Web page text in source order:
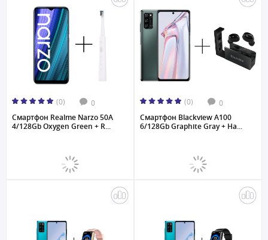
(0) 0
Смартфон Realme Narzo 50A
4/128Gb Oxygen Green + R...
(0) 0
Смартфон Blackview A100
6/128Gb Graphite Gray + На...